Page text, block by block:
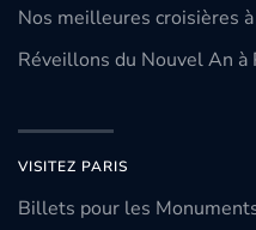
Nos meilleures croisières
Réveillons du Nouvel An à
VISITEZ PARIS
Billets pour les